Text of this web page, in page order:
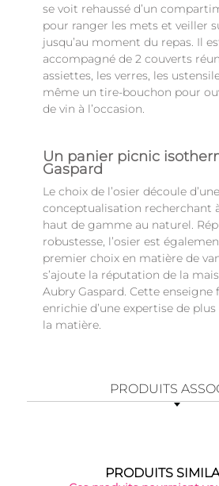
se voit rehaussé d’un
pour ranger les mets et veiller
jusqu’au moment du repas. Il
accompagné de 2 couverts
assiettes, les verres, les
même un tire-bouchon pour
de vin à l’occasion.
Un panier picnic
Gaspard
Le choix de l’osier découle d’une
conceptualisation recherchant
haut de gamme au naturel.
robustesse, l’osier est
premier choix en matière de
s’ajoute la réputation de la
Aubry Gaspard. Cette enseigne
enrichie d’une expertise de plus
la matière.
PRODUITS
PRODUITS